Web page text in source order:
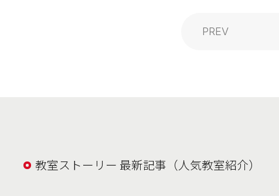
教室ストーリー 最新記事（人気教室紹介）